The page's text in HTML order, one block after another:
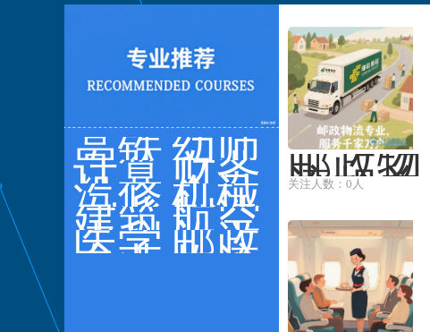
高铁
专业 幼师
专业
计算
机 财务
会计
汽修
专业 机械
制造
建筑
水利 航空
旅游
医学
专业 邮政
物流
邮政物
流相关
专业通
常有邮
政快递
运营管
···
关注人数：0人